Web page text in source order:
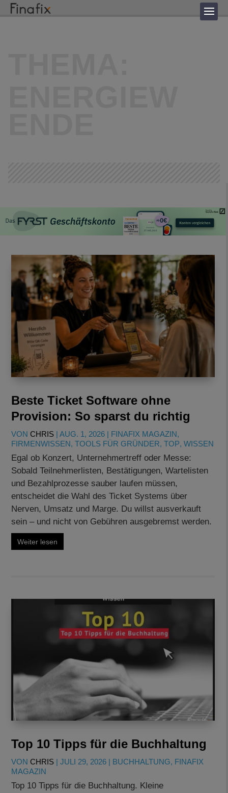
Beste Ticket Software ohne
Provision: So sparst du richtig
VONCHRIS |AUG. 1, 2026 | FINAFIX MAGAZIN,
FIRMENWISSEN,TOOLS FÜR GRÜNDER,TOP,WISSEN
Egal ob Konzert, Unternehmertreff oder Messe:
Sobald Teilnehmerlisten, Bestätigungen, Wartelisten
und Bezahlprozesse sauber laufen müssen,
entscheidet die Wahl des Ticket Systems über
Nerven, Umsatz und Marge. Du willst ausverkauft
sein – und nicht von Gebühren ausgebremst werden.
Weiter lesen
Top 10 Tipps für die Buchhaltung
VONCHRIS |JULI 29, 2026 | BUCHHALTUNG, FINAFIX
MAGAZIN
Top 10 Tipps für die Buchhaltung. Kleine